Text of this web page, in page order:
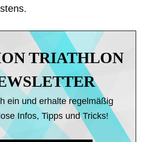
TRIATHLON
ein und erhalte regelmäßig
Infos, Tipps und Tricks!